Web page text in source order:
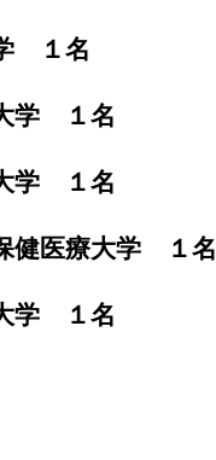
１名
学 １名
学 １名
健医療大学 １名
学 １名